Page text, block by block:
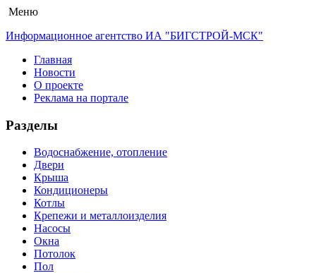
Меню
Информационное агентство ИА "БИГСТРОЙ-МСК"
Главная
Новости
О проекте
Реклама на портале
Разделы
Водоснабжение, отопление
Двери
Крыша
Кондиционеры
Котлы
Крепежи и металлоизделия
Насосы
Окна
Потолок
Пол